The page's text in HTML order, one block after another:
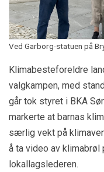
Ved Garborg-statuen på
Klimabesteforeldre
valgkampen, med
går tok styret i BKA
markerte at barnas
særlig vekt på
å ta video av
lokallagslederen.